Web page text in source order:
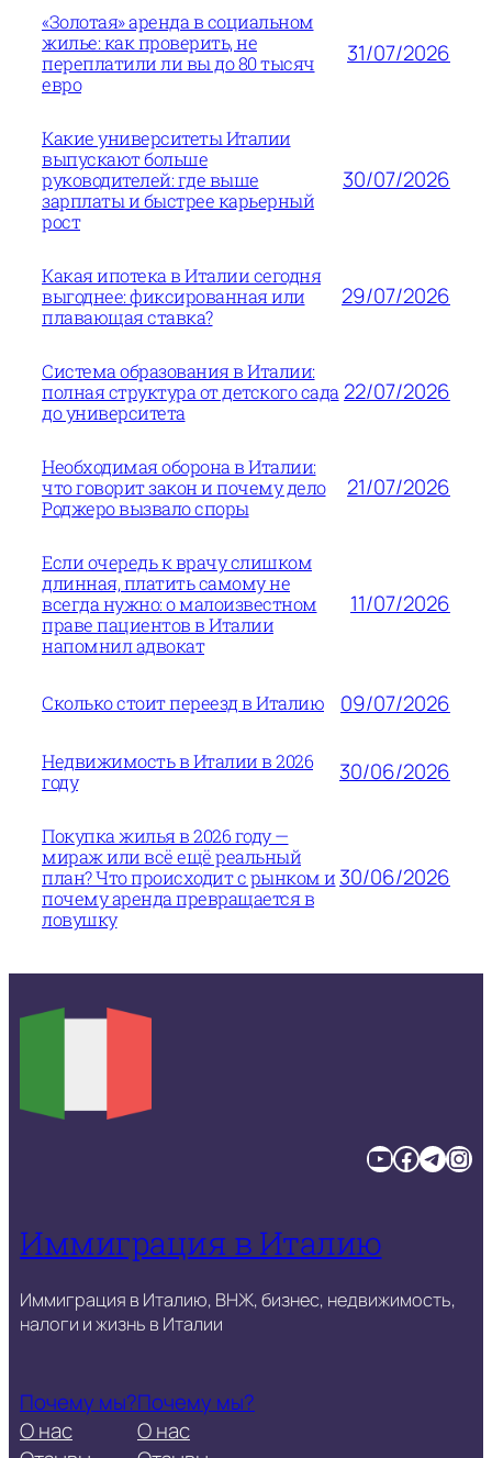
«Золотая» аренда в социальном
жилье: как проверить, не
переплатили ли вы до 80 тысяч
евро
31/07/2026
Какие университеты Италии
выпускают больше
руководителей: где выше
зарплаты и быстрее карьерный
рост
30/07/2026
Какая ипотека в Италии сегодня
выгоднее: фиксированная или
плавающая ставка?
29/07/2026
Система образования в Италии:
полная структура от детского сада
до университета
22/07/2026
Необходимая оборона в Италии:
что говорит закон и почему дело
Роджеро вызвало споры
21/07/2026
Если очередь к врачу слишком
длинная, платить самому не
всегда нужно: о малоизвестном
праве пациентов в Италии
напомнил адвокат
11/07/2026
Сколько стоит переезд в Италию 09/07/2026
Недвижимость в Италии в 2026
году
30/06/2026
Покупка жилья в 2026 году —
мираж или всё ещё реальный
план? Что происходит с рынком и
почему аренда превращается в
ловушку
30/06/2026
YouTube Facebook TelegramInstagram
Иммиграция в Италию
Иммиграция в Италию, ВНЖ, бизнес, недвижимость,
налоги и жизнь в Италии
Почему мы?
О нас
Почему мы?
О нас